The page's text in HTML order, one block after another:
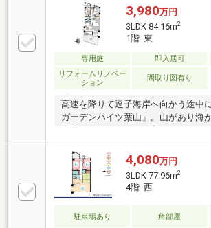
ビングを見渡せる開放的な対面式
備も一新で気持ちよく新生活をス
日の暮らしを快適にする設備も充実
ト飼育可能（細則有） 【東宝ハウ
行 横浜銀行 変動金利35年の場合
お問い合わせは【フリーダイヤル：
でお気軽にどうぞ♪
3,980万円
3LDK 84.16m2
1階 東
専用庭 即入居可
リフォームリノベー
ション
間取り図有り
高速を降りて逗子海岸へ向かう途中
ガーデンハイツ葉山」。山があり海
環境です。アクセスが良くセカンド
検討可能♪間取りは、3LDK。約20帖
の先には、テラスと専用庭が広がり
可能なマンションとなっておりワン
り回れてうれしいですね。水回り、
グやクロスも一新。物件のお引き渡
に新生活をスタート可能です。近隣
ドラッグストア、飲食店も点在して
4,080万円
3LDK 77.96m2
4階 西
駐車場あり 角部屋